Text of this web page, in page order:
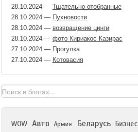
28.10.2024 — Тщательно отобранные
28.10.2024 — Пухновости
28.10.2024 — возвращение цинги
28.10.2024 — фото Кириакос Казирас
27.10.2024 — Прогулка
27.10.2024 — Котовасия
WOW Авто Армия Беларусь Бизнес